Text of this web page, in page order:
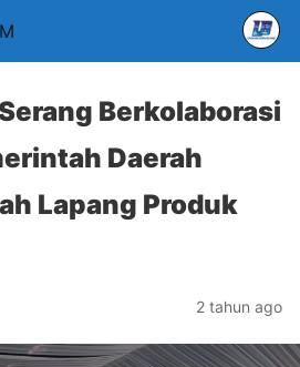
Berkolaborasi
Daerah
Lapang Produk
2 tahun ago